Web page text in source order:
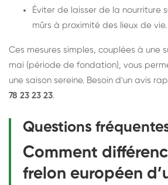
Éviter de laisser de la nourriture
mûrs à proximité des lieux de vie.
Ces mesures simples, couplées à une
mai (période de fondation), vous
une saison sereine. Besoin d'un avis
78 23 23 23.
Questions
Comment
frelon européen